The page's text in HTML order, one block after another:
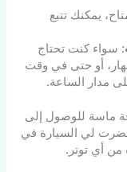
يمكنك تتبع
: سواء كنت تحتاج
أو حتى في وقت
مدار الساعة.
ماسة للوصول إلى
لي السيارة في